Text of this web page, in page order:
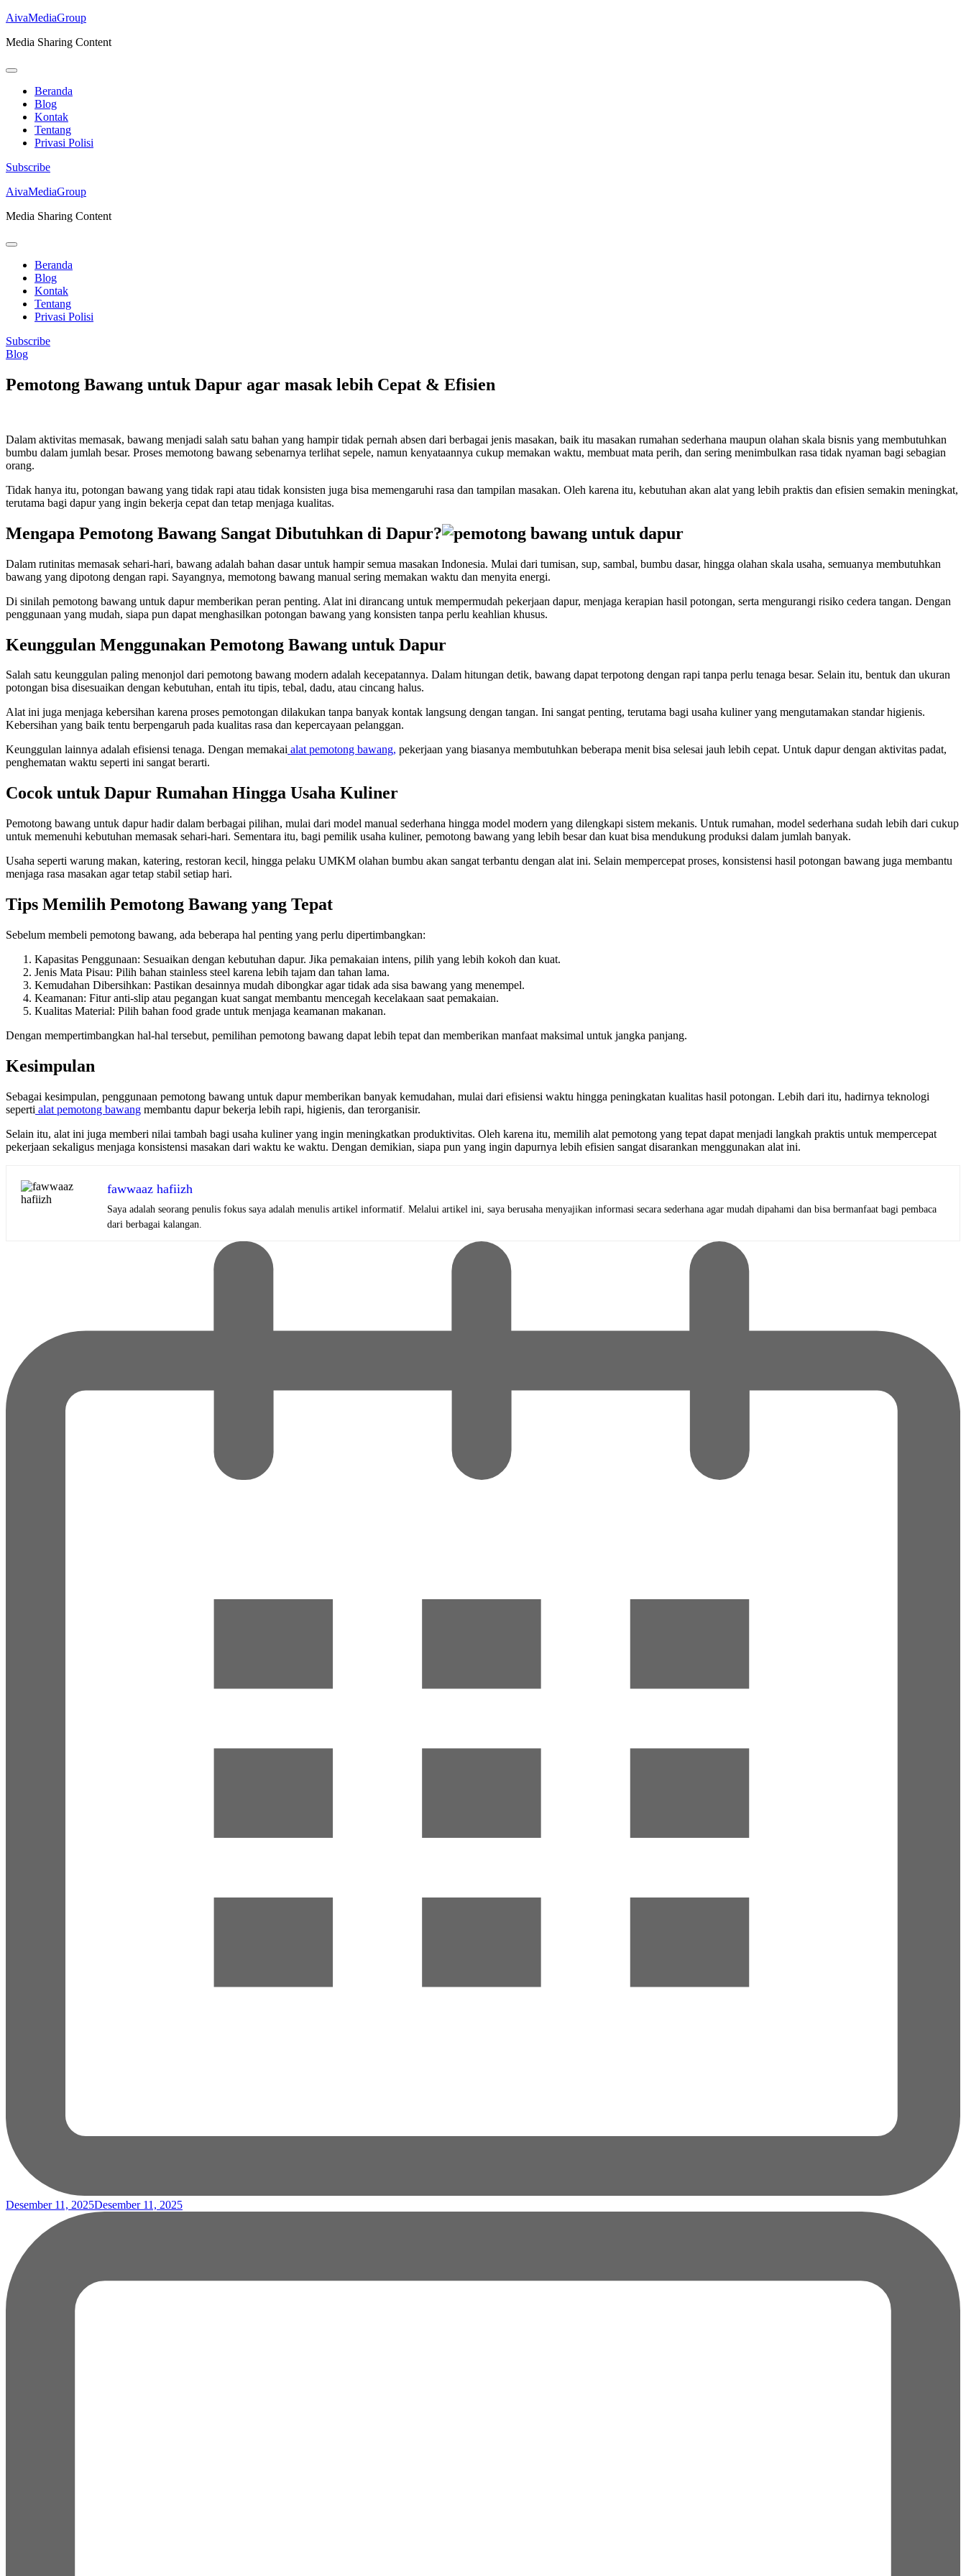
AivaMediaGroup
Media Sharing Content
Beranda
Blog
Kontak
Tentang
Privasi Polisi
Subscribe
Lompat
konten
Enter)
AivaMediaGroup
Media Sharing Content
Beranda
Blog
Kontak
Tentang
Privasi Polisi
Subscribe
Blog
Pemotong Bawang untuk Dapur agar masak lebih Cepat & Efisien
Dalam aktivitas memasak, bawang menjadi salah satu bahan yang hampir tidak pernah absen dari berbagai jenis masakan, baik itu masakan rumahan sederhana maupun olahan skala bisnis yang membutuhkan
bumbu dalam jumlah besar. Proses memotong bawang sebenarnya terlihat sepele, namun kenyataannya cukup memakan waktu, membuat mata perih, dan sering menimbulkan rasa tidak nyaman bagi sebagian
orang.
Tidak hanya itu, potongan bawang yang tidak rapi atau tidak konsisten juga bisa memengaruhi rasa dan tampilan masakan. Oleh karena itu, kebutuhan akan alat yang lebih praktis dan efisien semakin meningkat,
terutama bagi dapur yang ingin bekerja cepat dan tetap menjaga kualitas.
Mengapa Pemotong Bawang Sangat Dibutuhkan di Dapur?
Dalam rutinitas memasak sehari-hari, bawang adalah bahan dasar untuk hampir semua masakan Indonesia. Mulai dari tumisan, sup, sambal, bumbu dasar, hingga olahan skala usaha, semuanya membutuhkan
bawang yang dipotong dengan rapi. Sayangnya, memotong bawang manual sering memakan waktu dan menyita energi.
Di sinilah pemotong bawang untuk dapur memberikan peran penting. Alat ini dirancang untuk mempermudah pekerjaan dapur, menjaga kerapian hasil potongan, serta mengurangi risiko cedera tangan. Dengan
penggunaan yang mudah, siapa pun dapat menghasilkan potongan bawang yang konsisten tanpa perlu keahlian khusus.
Keunggulan Menggunakan Pemotong Bawang untuk Dapur
Salah satu keunggulan paling menonjol dari pemotong bawang modern adalah kecepatannya. Dalam hitungan detik, bawang dapat terpotong dengan rapi tanpa perlu tenaga besar. Selain itu, bentuk dan ukuran
potongan bisa disesuaikan dengan kebutuhan, entah itu tipis, tebal, dadu, atau cincang halus.
Alat ini juga menjaga kebersihan karena proses pemotongan dilakukan tanpa banyak kontak langsung dengan tangan. Ini sangat penting, terutama bagi usaha kuliner yang mengutamakan standar higienis.
Kebersihan yang baik tentu berpengaruh pada kualitas rasa dan kepercayaan pelanggan.
Keunggulan lainnya adalah efisiensi tenaga. Dengan memakai alat pemotong bawang, pekerjaan yang biasanya membutuhkan beberapa menit bisa selesai jauh lebih cepat. Untuk dapur dengan aktivitas padat,
penghematan waktu seperti ini sangat berarti.
Cocok untuk Dapur Rumahan Hingga Usaha Kuliner
Pemotong bawang untuk dapur hadir dalam berbagai pilihan, mulai dari model manual sederhana hingga model modern yang dilengkapi sistem mekanis. Untuk rumahan, model sederhana sudah lebih dari cukup
untuk memenuhi kebutuhan memasak sehari-hari. Sementara itu, bagi pemilik usaha kuliner, pemotong bawang yang lebih besar dan kuat bisa mendukung produksi dalam jumlah banyak.
Usaha seperti warung makan, katering, restoran kecil, hingga pelaku UMKM olahan bumbu akan sangat terbantu dengan alat ini. Selain mempercepat proses, konsistensi hasil potongan bawang juga membantu
menjaga rasa masakan agar tetap stabil setiap hari.
Tips Memilih Pemotong Bawang yang Tepat
Sebelum membeli pemotong bawang, ada beberapa hal penting yang perlu dipertimbangkan:
Kapasitas Penggunaan: Sesuaikan dengan kebutuhan dapur. Jika pemakaian intens, pilih yang lebih kokoh dan kuat.
Jenis Mata Pisau: Pilih bahan stainless steel karena lebih tajam dan tahan lama.
Kemudahan Dibersihkan: Pastikan desainnya mudah dibongkar agar tidak ada sisa bawang yang menempel.
Keamanan: Fitur anti-slip atau pegangan kuat sangat membantu mencegah kecelakaan saat pemakaian.
Kualitas Material: Pilih bahan food grade untuk menjaga keamanan makanan.
Dengan mempertimbangkan hal-hal tersebut, pemilihan pemotong bawang dapat lebih tepat dan memberikan manfaat maksimal untuk jangka panjang.
Kesimpulan
Sebagai kesimpulan, penggunaan pemotong bawang untuk dapur memberikan banyak kemudahan, mulai dari efisiensi waktu hingga peningkatan kualitas hasil potongan. Lebih dari itu, hadirnya teknologi
seperti alat pemotong bawang membantu dapur bekerja lebih rapi, higienis, dan terorganisir.
Selain itu, alat ini juga memberi nilai tambah bagi usaha kuliner yang ingin meningkatkan produktivitas. Oleh karena itu, memilih alat pemotong yang tepat dapat menjadi langkah praktis untuk mempercepat
pekerjaan sekaligus menjaga konsistensi masakan dari waktu ke waktu. Dengan demikian, siapa pun yang ingin dapurnya lebih efisien sangat disarankan menggunakan alat ini.
fawwaaz hafiizh
Saya adalah seorang penulis fokus saya adalah menulis artikel informatif. Melalui artikel ini, saya berusaha menyajikan informasi secara sederhana agar mudah dipahami dan bisa bermanfaat bagi pembaca
dari berbagai kalangan.
Desember 11, 2025Desember 11, 2025